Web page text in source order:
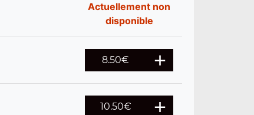
Actuellement non
disponible
8.50€
10.50€